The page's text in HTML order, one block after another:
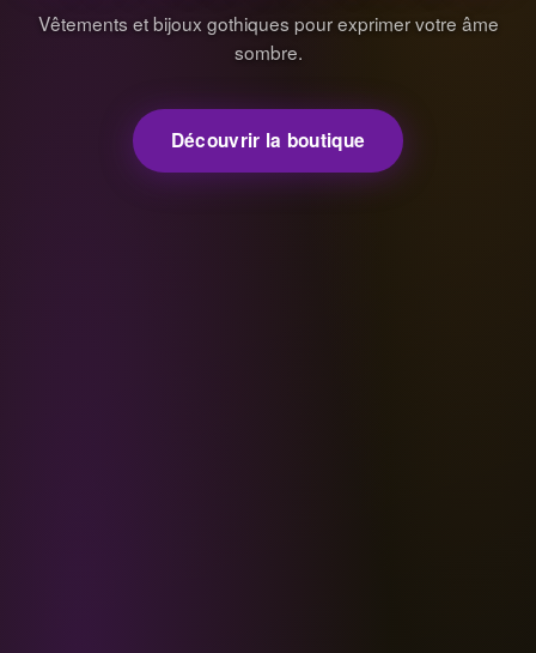
Vêtements et bijoux gothiques pour exprimer votre âme
sombre.
Découvrir la boutique